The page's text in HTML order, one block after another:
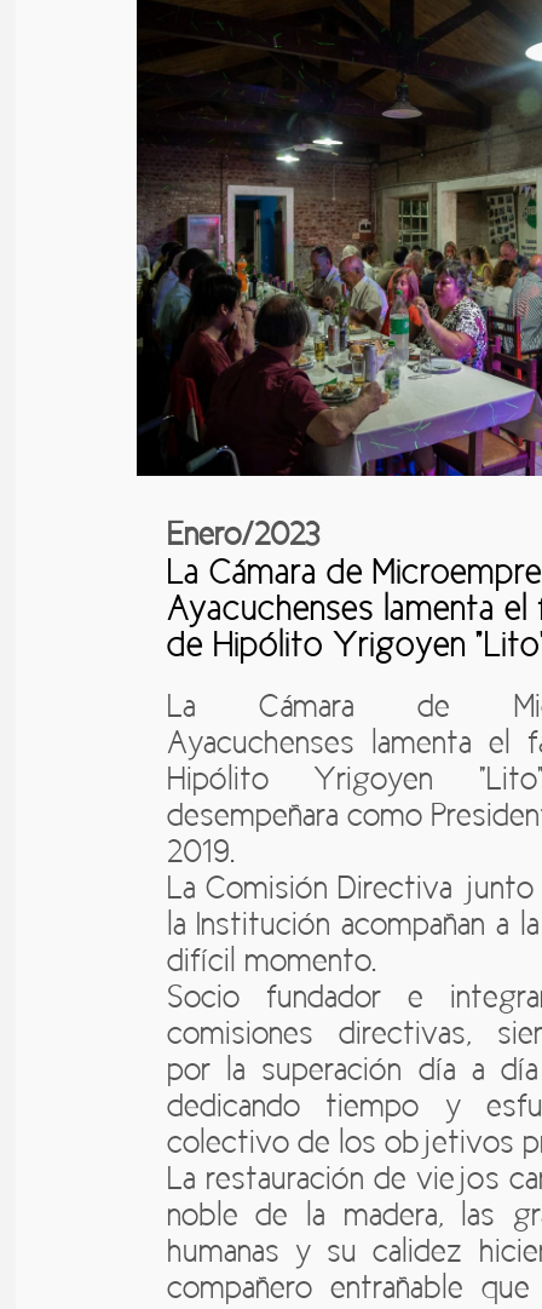
Enero/2023
La Cámara de
Ayacuchenses lamenta el
de Hipólito Yrigoyen
La Cámara de
Ayacuchenses lamenta el
Hipólito Yrigoyen
desempeñara como
2019.
La Comisión Directiva
la Institución acompañan a
difícil momento.
Socio fundador e
comisiones directivas,
por la superación día a
dedicando tiempo y
colectivo de los objetivos
La restauración de viejos
noble de la madera, las
humanas y su calidez
compañero entrañable